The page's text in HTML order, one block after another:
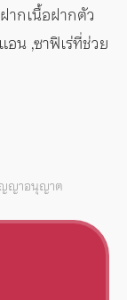
กเนื้อฝากตัว
,ซาฟิเร่ที่ช่วย
ญาอนุญาต